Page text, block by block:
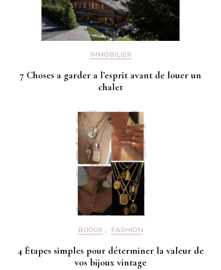
IMMOBILIER
7 Choses a garder a l’esprit avant de louer un
chalet
BIJOUX , FASHION
4 Étapes simples pour déterminer la valeur de
vos bijoux vintage